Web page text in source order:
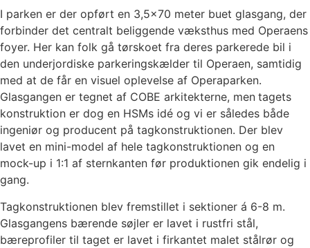
Uddybningsfartøj
Tension system til færge
Proces – Industri
Beholdere/Tanke/Vekslere
DAKA fedttanke
Trustrup Lyngby Varmeværk
Propan gastank
Landgangsanlæg
Fire identiske broklapper
Broklap, Stena Line Grenaa
Passagerlandgang til ny færgeterminal
PIER til ny færgeterminal Molslinjen
Check-in, gl Aarhus Færgehavn
Varelandgang+kølerum, Gedser Havn
I parken er der opført en 3,5×70 meter buet glasgang, der
forbinder det centralt beliggende væksthus med Operaens
foyer. Her kan folk gå tørskoet fra deres parkerede bil i
den underjordiske parkeringskælder til Operaen, samtidig
med at de får en visuel oplevelse af Operaparken.
Glasgangen er tegnet af COBE arkitekterne, men tagets
konstruktion er dog en HSMs idé og vi er således både
ingeniør og producent på tagkonstruktionen. Der blev
lavet en mini-model af hele tagkonstruktionen og en
mock-up i 1:1 af sternkanten før produktionen gik endelig i
gang.
Tagkonstruktionen blev fremstillet i sektioner á 6-8 m.
Glasgangens bærende søjler er lavet i rustfri stål,
bæreprofiler til taget er lavet i firkantet malet stålrør og